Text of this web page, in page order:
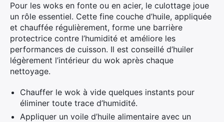
Pour les woks en fonte ou en acier, le culottage joue
un rôle essentiel. Cette fine couche d’huile, appliquée
et chauffée régulièrement, forme une barrière
protectrice contre l’humidité et améliore les
performances de cuisson. Il est conseillé d’huiler
légèrement l’intérieur du wok après chaque
nettoyage.
Chauffer le wok à vide quelques instants pour
éliminer toute trace d’humidité.
Appliquer un voile d’huile alimentaire avec un